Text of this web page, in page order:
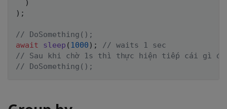
)
) ;
// DoSomething();
await
sleep ( 1000 ) ;
// waits 1 sec
// Sau khi chờ 1s thì thực hiện tiếp cái gì đó
// DoSomething();